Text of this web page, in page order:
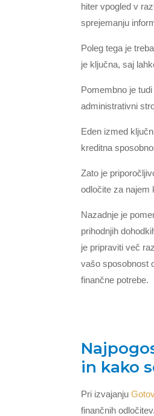
hiter vpogled v
sprejemanju
Poleg tega je
je ključna, saj
Pomembno je
administrativni
Eden izmed
kreditna
Zato je
odločite za najem
Nazadnje je
prihodnjih
je pripraviti več
vašo sposobnost
finančne potrebe.
in kako
Pri izvajanju
finančnih